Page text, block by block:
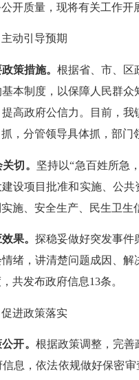
开质量，现将有关工作开
动引导预期
策措施。 根据省、市、区
本制度，以保障人民群
高政府公信力。目前，
，分管领导具体抓，部
切。 坚持以“急百姓所急
设项目批准和实施、公
施、安全生产、民生卫生
果。 探稳妥做好突发事件
绪，讲清楚问题成因、
共发布政府信息13条。
进政策落实
开。 根据政策调整，完
息，依法依规做好保密